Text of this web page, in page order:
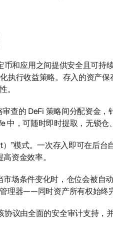
和应用之间提供安全且可持
行收益策略。存入的资产保
。
查的 DeFi 策略间分配资金
，可随时即时提取，无锁仓
”模式。一次存入即可在后台
资金效率。
场条件变化时，仓位会被自
理器——同时资产所有权始终
议由全面的安全审计支持，